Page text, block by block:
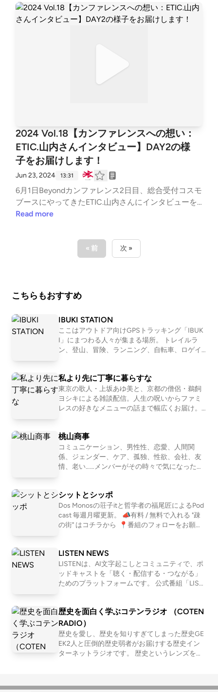
2024 Vol.18【カンファレンスへの想い：
ETIC.山内さんインタビュー】DAY2の様
子をお届けします！
Jun 23, 2024 13:31
6月1日Beyondカンファレンス2日目、総合受付コスモ
ブースにやってきたETIC.山内さんにインタビューを
行いました。今回のカンファレンスへの想いなど語っ
Read more
« 前 次 »
こちらもおすすめ
IBUKI STATION
ここはアウトドア向けGPSトラッキング「IBUK
I」にまつわる人々が集まる場所。 トレイルラ
ン、登山、冒険、ランニング、自転車、ロゲイ
しむ姿勢。 自然を目一杯楽しみ、苦しみなが
ら、人と接する喜びにも気付く。 アウトドアを
満喫するみなさんが、ほっとできるIBUKI STATI
ONです。 IBUKI https://ibuki.run/ 近藤淳也 IBU
OND所属。IBUKI事業担当営業・テクニカルデ
ィレクター 中川和美 OND所属。IBUKI担当。ト
レイルランナー
私より先に丁寧に暮らすな
東京の歌人・上坂あゆ美と、京都の僧侶・鵜飼
ヨシキによる雑談配信。人生の呪いからファミ
レスの好きなメニューの話まで幅広くお届け。
s://open.spotify.com/episode/751EzuNXjpgP2i5
3P7OtX7?si=XxN2eddURsas_JWE6KFu-A #163
恋愛ってマーージでクソだと思っている人の話
https://open.spotify.com/episode/1WgeglhRT5
組公式SNS https://x.com/yori_suna （インス
タもある） 🚗🚥番組公式コミュニティ http
s://rooom.listen.style/p/ 📨その他、番組へのお
問い合わせはコチラまで yorisuna24@gmail.co
桃山商事
コミュニケーション、男性性、恋愛、人間関
係、ジェンダー、ケア、孤独、性欲、会社、友
情、老い……メンバーがその時々で気になったテ
軍ラジオ」(ApplePodcast)、2017〜2024年「恋
愛よももやまばなし」(ニコ生→Podcast)を配信
していました。清田隆之(文筆業)、森田(会社
員)、ワッコ(会社員)、さとう(会社員)の４人で
シットとシッポ
Dos Monosの荘子itと哲学者の福尾匠によるPod
cast 毎週月曜更新。 📣有料 / 無料で入れる "疎
の街" はコチラから ⁠ 📍番組のフォローをお願い
eetingtakumi 📩シットとシッポへの問い合わせ
はコチラ
LISTEN NEWS
LISTENは、AI文字起こしとコミュニティで、ポ
ッドキャストを「聴く・配信する・つながる」
ためのプラットフォームです。 公式番組「LIST
→ https://listen.style/
歴史を面白く学ぶコテンラジオ （COTEN
RADIO）
歴史を愛し、歴史を知りすぎてしまった歴史GE
EK2人と圧倒的歴史弱者がお届けする歴史イン
ターネットラジオです。 歴史というレンズを通